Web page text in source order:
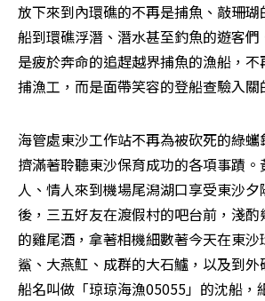
放下來到內環礁的不再是捕魚、敲珊
船到環礁浮潛、潛水甚至釣魚的遊客
是疲於奔命的追趕越界捕魚的漁船，
捕漁工，而是面帶笑容的登船查驗入關
海管處東沙工作站不再為被砍死的綠
擠滿著聆聽東沙保育成功的各項事蹟
人、情人來到機場尾潟湖口享受東沙
後，三五好友在渡假村的吧台前，淺
的雞尾酒，拿著相機細數著今天在東
鯊、大燕魟、成群的大石鱸，以及到
船名叫做「琼琼海漁05055」的沈船，